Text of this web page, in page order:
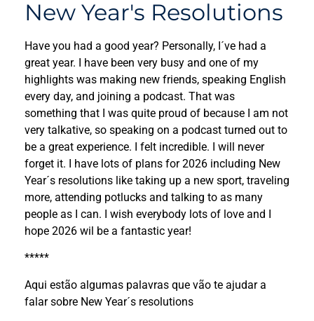
New Year's Resolutions
Have you had a good year? Personally, I´ve had a
great year. I have been very busy and one of my
highlights was making new friends, speaking English
every day, and joining a podcast. That was
something that I was quite proud of because I am not
very talkative, so speaking on a podcast turned out to
be a great experience. I felt incredible. I will never
forget it. I have lots of plans for 2026 including New
Year´s resolutions like taking up a new sport, traveling
more, attending potlucks and talking to as many
people as I can. I wish everybody lots of love and I
hope 2026 wil be a fantastic year!
*****
Aqui estão algumas palavras que vão te ajudar a
falar sobre New Year´s resolutions